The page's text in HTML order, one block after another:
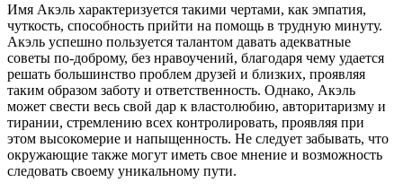
Имя Акэль характеризуется такими чертами, как эмпатия,
чуткость, способность прийти на помощь в трудную минуту.
Акэль успешно пользуется талантом давать адекватные
советы по-доброму, без нравоучений, благодаря чему удается
решать большинство проблем друзей и близких, проявляя
таким образом заботу и ответственность. Однако, Акэль
может свести весь свой дар к властолюбию, авторитаризму и
тирании, стремлению всех контролировать, проявляя при
этом высокомерие и напыщенность. Не следует забывать, что
окружающие также могут иметь свое мнение и возможность
следовать своему уникальному пути.